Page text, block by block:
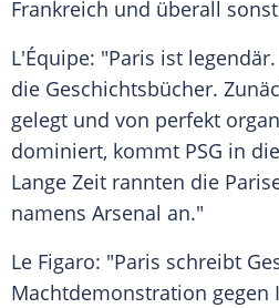
Frankreich und überall
L'Équipe: "Paris ist
die Geschichtsbücher.
gelegt und von perfekt
dominiert, kommt PSG in
Lange Zeit rannten die
namens Arsenal an."
Le Figaro: "Paris schreibt
Machtdemonstration gegen